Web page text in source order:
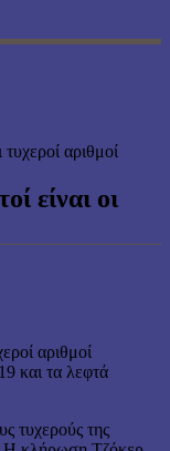
αριθμοί
είναι οι
και τα λεφτά
τυχερούς της